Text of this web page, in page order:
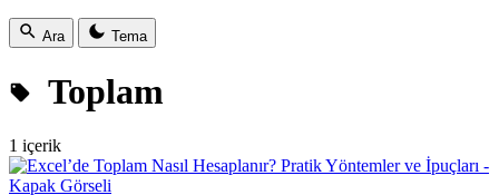
Ara Tema
Toplam
1 içerik